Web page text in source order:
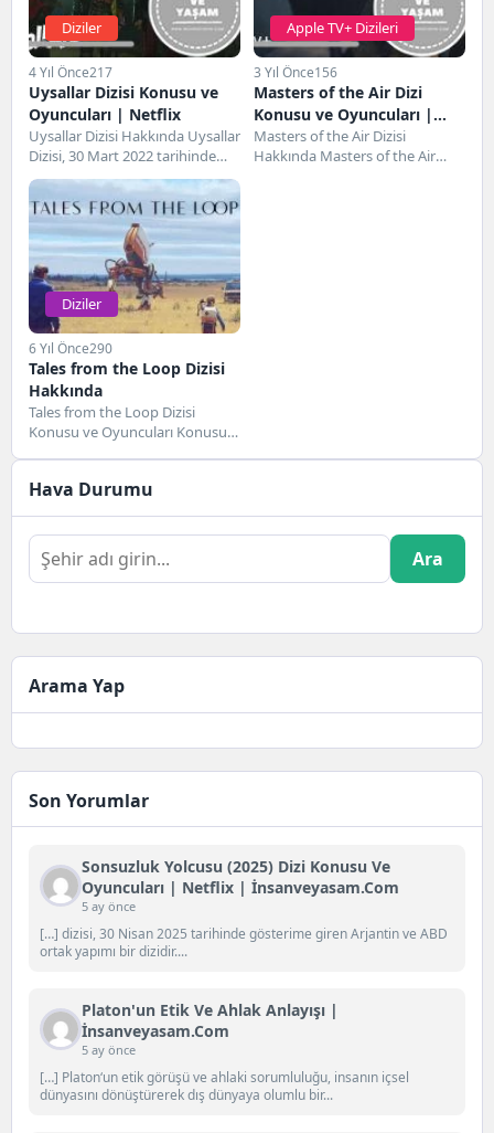
Diziler
4 Yıl Önce217
Uysallar Dizisi Konusu ve
Oyuncuları | Netflix
Uysallar Dizisi Hakkında Uysallar
Dizisi, 30 Mart 2022 tarihinde
gösterime giren Türk yapımı bir
Apple TV+ Dizileri
3 Yıl Önce156
Masters of the Air Dizi
Konusu ve Oyuncuları |
Apple Tv+
Masters of the Air Dizisi
Hakkında Masters of the Air
Diziler
6 Yıl Önce290
Tales from the Loop Dizisi
Hakkında
Tales from the Loop Dizisi
Konusu ve Oyuncuları Konusu
Hava Durumu
Ara
Arama Yap
Son Yorumlar
Sonsuzluk Yolcusu (2025) Dizi Konusu Ve
Oyuncuları | Netflix | İnsanveyasam.com
5 ay önce
[…] dizisi, 30 Nisan 2025 tarihinde gösterime giren Arjantin ve ABD
ortak yapımı bir dizidir....
Platon'un Etik Ve Ahlak Anlayışı |
İnsanveyasam.com
5 ay önce
[…] Platon‘un etik görüşü ve ahlaki sorumluluğu, insanın içsel
dünyasını dönüştürerek dış dünyaya olumlu bir...